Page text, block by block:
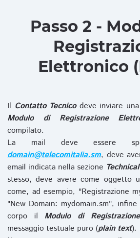
Passo 2 -
Elettronico
Il Contatto Tecnicodeve inviare
Modulo di Registrazione
compilato.
La mail deve essere
domain@telecomitalia.sm, deve
email indicata nella sezione
stesso, deve avere come oggetto
come, ad esempio, "Registrazione
"New Domain: mydomain.sm",
corpo il Modulo di
messaggio testuale puro (plain text).